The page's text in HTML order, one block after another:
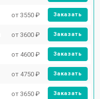
от 3550 ₽ Заказать
от 3600 ₽ Заказать
от 4600 ₽ Заказать
от 4750 ₽ Заказать
от 3650 ₽ Заказать